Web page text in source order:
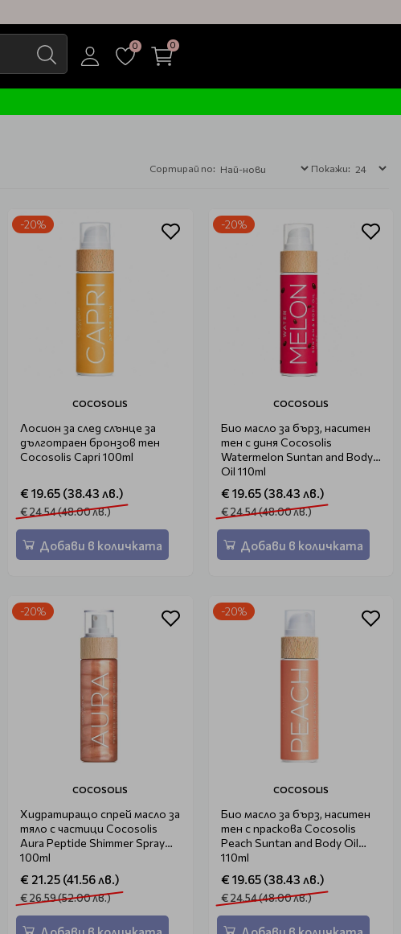
0 0
Сортирай по: Покажи:
-20%
COCOSOLIS
Лосион за след слънце за
дълготраен бронзов тен
Cocosolis Capri 100ml
€ 19.65 (38.43 лв.)
€ 24.54 (48.00 лв.)
Добави в количката
-20%
COCOSOLIS
Био масло за бърз, наситен
тен с диня Cocosolis
Watermelon Suntan and Body
Oil 110ml
€ 19.65 (38.43 лв.)
€ 24.54 (48.00 лв.)
Добави в количката
-20%
COCOSOLIS
Хидратиращо спрей масло за
тяло с частици Cocosolis
Aura Peptide Shimmer Spray
100ml
€ 21.25 (41.56 лв.)
€ 26.59 (52.00 лв.)
-20%
COCOSOLIS
Био масло за бърз, наситен
тен с праскова Cocosolis
Peach Suntan and Body Oil
110ml
€ 19.65 (38.43 лв.)
€ 24.54 (48.00 лв.)